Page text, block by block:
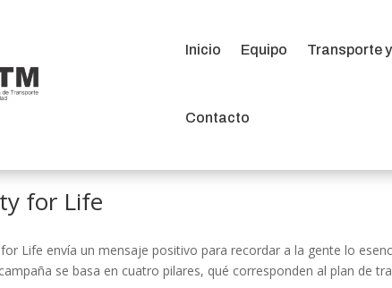
Inicio Equipo Transporte
Contacto
for Life
Life envía un mensaje positivo para recordar a la gente lo
se basa en cuatro pilares, qué corresponden al plan de